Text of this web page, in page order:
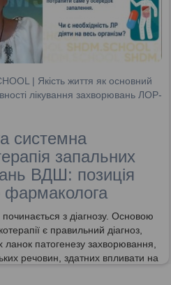
| Якість життя як основний
лікування захворювань ЛОР-
системна
запальних
ВДШ: позиція
фармаколога
з діагнозу. Основою
є правильний діагноз,
патогенезу захворювання,
речовин, здатних впливати на